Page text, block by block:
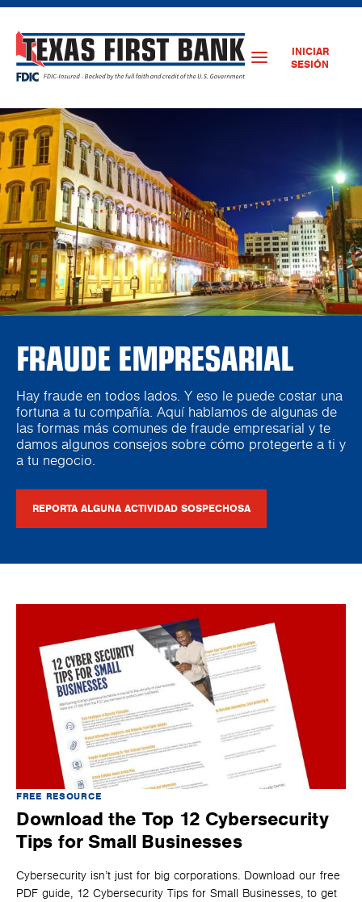
INICIAR
SESIÓN
FRAUDE EMPRESARIAL
Hay fraude en todos lados. Y eso le puede costar una
fortuna a tu compañía. Aquí hablamos de algunas de
las formas más comunes de fraude empresarial y te
damos algunos consejos sobre cómo protegerte a ti y
a tu negocio.
REPORTA ALGUNA ACTIVIDAD SOSPECHOSA
FREE RESOURCE
Download the Top 12 Cybersecurity
Tips for Small Businesses
Cybersecurity isn’t just for big corporations. Download our free
PDF guide, 12 Cybersecurity Tips for Small Businesses, to get